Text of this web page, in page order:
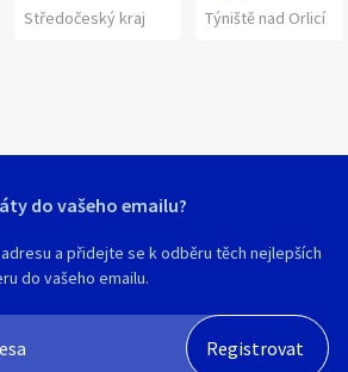
Středočeský kraj Týniště nad Orlicí
do vašeho emailu?
a přidejte se k odběru těch nejlepších
do vašeho emailu.